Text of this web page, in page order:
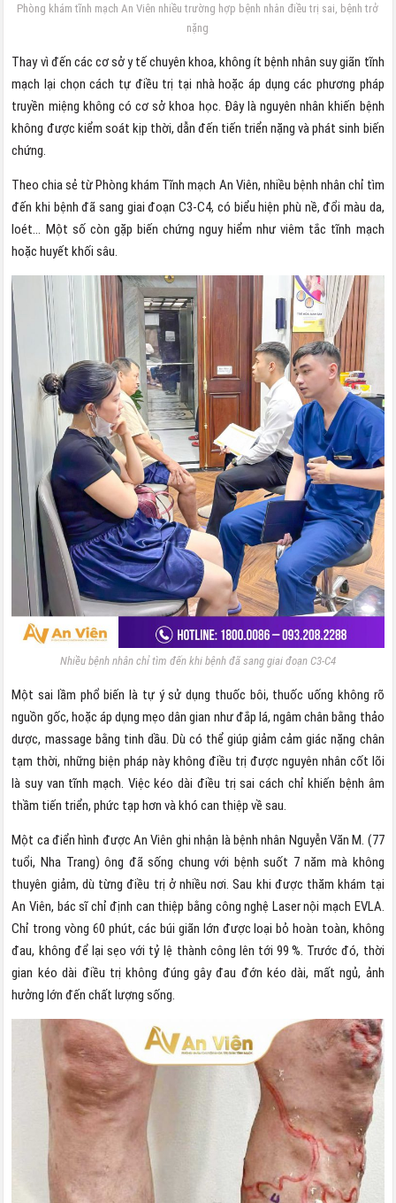
Phòng khám tĩnh mạch An Viên nhiều trường hợp bệnh nhân điều trị sai, bệnh trở
nặng
Thay vì đến các cơ sở y tế chuyên khoa, không ít bệnh nhân suy giãn tĩnh
mạch lại chọn cách tự điều trị tại nhà hoặc áp dụng các phương pháp
truyền miệng không có cơ sở khoa học. Đây là nguyên nhân khiến bệnh
không được kiểm soát kịp thời, dẫn đến tiến triển nặng và phát sinh biến
chứng.
Theo chia sẻ từ Phòng khám Tĩnh mạch An Viên, nhiều bệnh nhân chỉ tìm
đến khi bệnh đã sang giai đoạn C3-C4, có biểu hiện phù nề, đổi màu da,
loét… Một số còn gặp biến chứng nguy hiểm như viêm tắc tĩnh mạch
hoặc huyết khối sâu.
Nhiều bệnh nhân chỉ tìm đến khi bệnh đã sang giai đoạn C3-C4
Một sai lầm phổ biến là tự ý sử dụng thuốc bôi, thuốc uống không rõ
nguồn gốc, hoặc áp dụng mẹo dân gian như đắp lá, ngâm chân bằng thảo
dược, massage bằng tinh dầu. Dù có thể giúp giảm cảm giác nặng chân
tạm thời, những biện pháp này không điều trị được nguyên nhân cốt lõi
là suy van tĩnh mạch. Việc kéo dài điều trị sai cách chỉ khiến bệnh âm
thầm tiến triển, phức tạp hơn và khó can thiệp về sau.
Một ca điển hình được An Viên ghi nhận là bệnh nhân Nguyễn Văn M. (77
tuổi, Nha Trang) ông đã sống chung với bệnh suốt 7 năm mà không
thuyên giảm, dù từng điều trị ở nhiều nơi. Sau khi được thăm khám tại
An Viên, bác sĩ chỉ định can thiệp bằng công nghệ Laser nội mạch EVLA.
Chỉ trong vòng 60 phút, các búi giãn lớn được loại bỏ hoàn toàn, không
đau, không để lại sẹo với tỷ lệ thành công lên tới 99 %. Trước đó, thời
gian kéo dài điều trị không đúng gây đau đớn kéo dài, mất ngủ, ảnh
hưởng lớn đến chất lượng sống.